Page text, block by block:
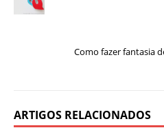
Como fazer fantasia
ARTIGOS RELACIONADOS